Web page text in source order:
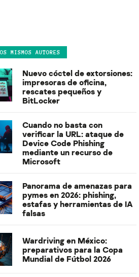
MISMOS AUTORES
Nuevo cóctel de extorsiones:
impresoras de oficina,
rescates pequeños y
BitLocker
Cuando no basta con
verificar la URL: ataque de
Device Code Phishing
mediante un recurso de
Microsoft
Panorama de amenazas para
pymes en 2026: phishing,
estafas y herramientas de IA
falsas
Wardriving en México:
preparativos para la Copa
Mundial de Fútbol 2026